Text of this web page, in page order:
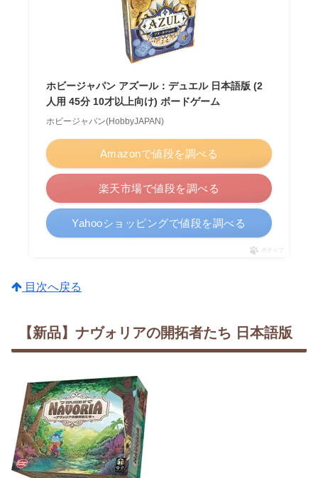
ホビージャパン アズール：デュエル 日本語版 (2
人用 45分 10才以上向け) ボードゲーム
ホビージャパン(HobbyJAPAN)
Amazonで値段を調べる
楽天市場で値段を調べる
Yahooショッピングで値段を調べる
ポチップ
目次へ戻る
【新品】ナヴォリアの開拓者たち 日本語版